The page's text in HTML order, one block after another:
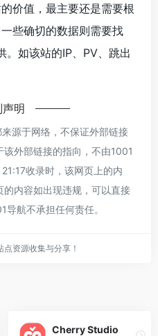
价值，最主要还是需要根
些确切的数据则需要找
。如该站的IP、PV、跳出
明
源于网络，不保证外部链接
外部链接的指向，不由1001
收录时，该网页上的内
内容如出现违规，可以直接
航不承担任何责任。
资源收集与分享！
‌Cherry Studio